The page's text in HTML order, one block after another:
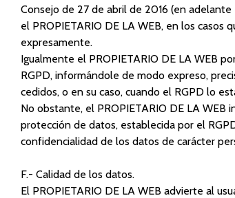
Consejo de 27 de abril de 2016 (en
el PROPIETARIO DE LA WEB, en los
expresamente.
Igualmente el PROPIETARIO DE LA WEB
RGPD, informándole de modo expreso,
cedidos, o en su caso, cuando el RGPD lo
No obstante, el PROPIETARIO DE LA
protección de datos, establecida por el
confidencialidad de los datos de carácter
F.- Calidad de los datos.
El PROPIETARIO DE LA WEB advierte al